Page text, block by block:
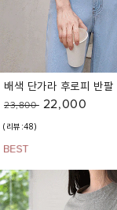
배색 단가라 후로피 반팔
23,800 22,000
(리뷰:48)